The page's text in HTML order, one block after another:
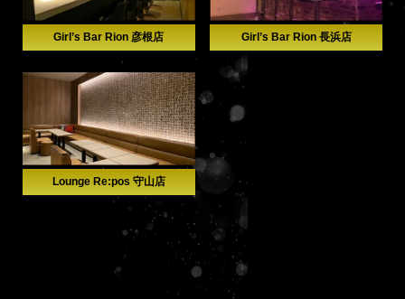
Girl’s Bar Rion 彦根店 Girl’s Bar Rion 長浜店
Lounge Re:pos 守山店